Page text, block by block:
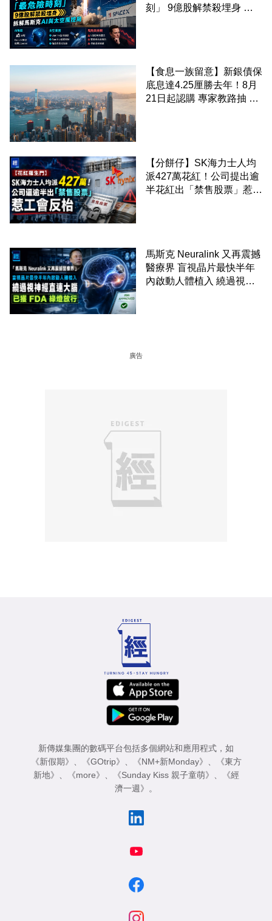
刻」 9億股解禁殺埋身 拆
【食息一族留意】新銀債保
底息達4.25厘勝去年！8月
21日起認購 專家教路抽 20
【分餅仔】SK海力士人均
派427萬花紅！公司提出逾
半花紅出「禁售股票」惹工
馬斯克 Neuralink 又再震撼
醫療界 盲視晶片最快半年
內啟動人體植入 繞過視神
廣告
新傳媒集團的數碼平台包括多個網站和應用程式，如
《新假期》 、 《GOtrip》 、 《NM+新Monday》 、
《東方
新地》 、 《more》 、 《Sunday Kiss 親子童萌》 、
《經
濟一週》 。